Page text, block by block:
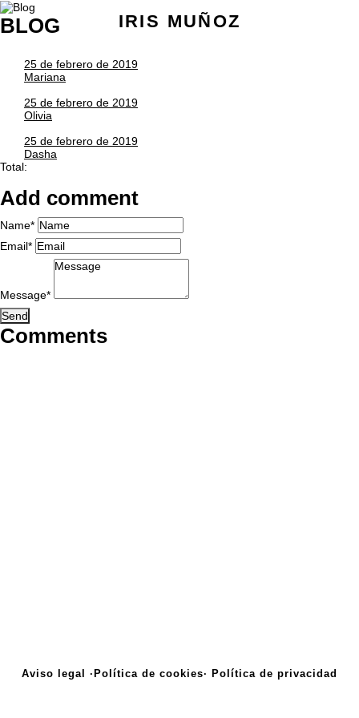
IRIS MUÑOZ
BLOG
25 de febrero de 2019
Mariana
25 de febrero de 2019
Olivia
25 de febrero de 2019
Dasha
Aviso legal · Política de cookies· Política de privacidad
Total:
Add comment
Name*
Email*
Message*
Send
Comments